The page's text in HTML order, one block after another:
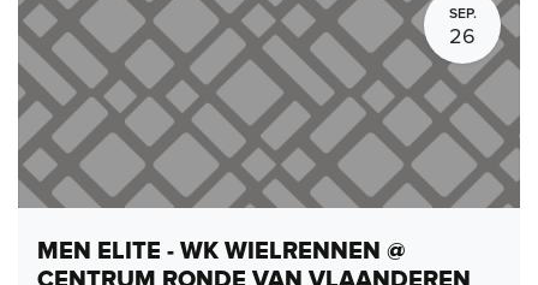
SEP.
26
MEN ELITE - WK WIELRENNEN @